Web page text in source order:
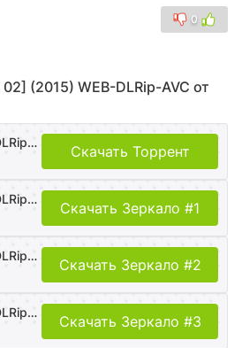
0
(2015) WEB-DLRip-AVC от
Удар Зодиака [01-02 из 02] (2015) WEB-DLRip-AVC от Files-x
Скачать Торрент
Удар Зодиака [01-02 из 02] (2015) WEB-DLRip-AVC от Files-x
Скачать Зеркало #1
Удар Зодиака [01-02 из 02] (2015) WEB-DLRip-AVC от Files-x
Скачать Зеркало #2
Удар Зодиака [01-02 из 02] (2015) WEB-DLRip-AVC от Files-x
Скачать Зеркало #3